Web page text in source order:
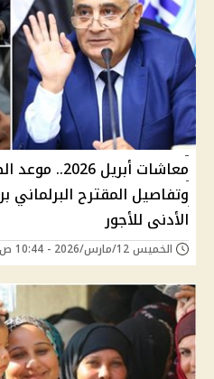
معاشات
وتفاصيل المقترح البرلماني
الأدنى للأجور
الخميس 12/مارس/2026 - 10:44 ص